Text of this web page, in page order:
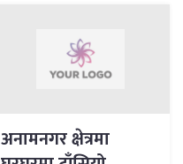
अनामनगर क्षेत्रमा